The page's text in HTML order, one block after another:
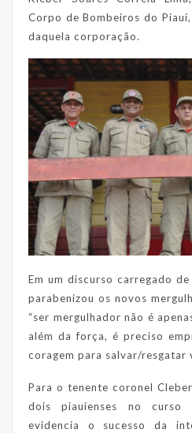
Corpo de Bombeiros do
daquela corporação.
Em um discurso carregado
parabenizou os novos
“ser mergulhador não é
além da força, é preciso
coragem para salvar/resgatar
Para o tenente coronel
dois piauienses no curso
evidencia o sucesso da